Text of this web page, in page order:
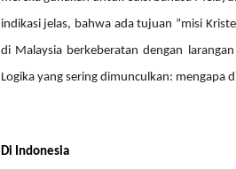
indikasi jelas, bahwa ada tujuan ”misi
di Malaysia berkeberatan dengan
Logika yang sering dimunculkan: mengapa
Di Indonesia